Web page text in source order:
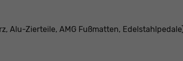
Alu-Zierteile, AMG Fußmatten,